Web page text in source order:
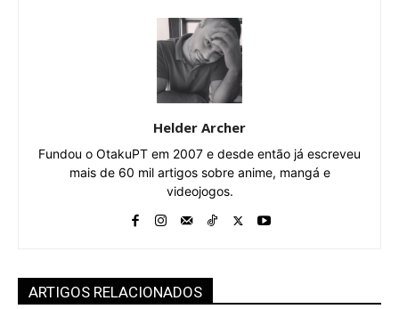
Helder Archer
Fundou o OtakuPT em 2007 e desde então já escreveu
mais de 60 mil artigos sobre anime, mangá e
videojogos.
ARTIGOS RELACIONADOS